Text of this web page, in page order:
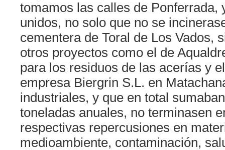
tomamos las calles de Ponferrada,
unidos, no solo que no se
cementera de Toral de Los Vados,
otros proyectos como el de
para los residuos de las acerías y
empresa Biergrin S.L. en
industriales, y que en total
toneladas anuales, no terminasen
respectivas repercusiones en
medioambiente, contaminación,